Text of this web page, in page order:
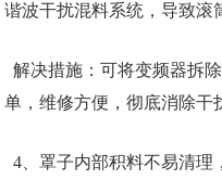
谐波干扰混料系统，导致滚
解决措施：可将变频器拆
单，维修方便，彻底消除干
4、罩子内部积料不易清理